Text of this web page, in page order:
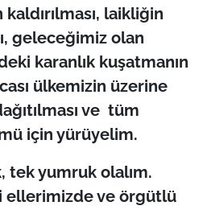
laikliğin
geleceğimiz olan
karanlık kuşatmanın
ülkemizin üzerine
ve tüm
için yürüyelim.
tek yumruk olalım.
ellerimizde ve örgütlü